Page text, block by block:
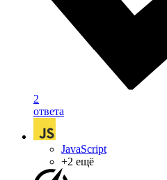
2
ответа
JavaScript
+2 ещё